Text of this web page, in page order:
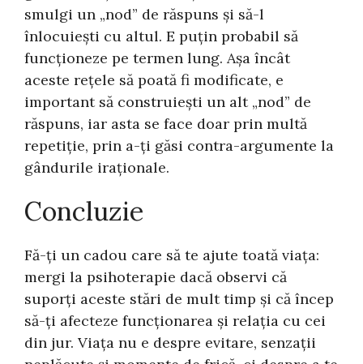
smulgi un „nod” de răspuns și să-l
înlocuiești cu altul. E puțin probabil să
funcționeze pe termen lung. Așa încât
aceste rețele să poată fi modificate, e
important să construiești un alt „nod” de
răspuns, iar asta se face doar prin multă
repetiție, prin a-ți găsi contra-argumente la
gândurile iraționale.
Concluzie
Fă-ți un cadou care să te ajute toată viața:
mergi la psihoterapie dacă observi că
suporți aceste stări de mult timp și că încep
să-ți afecteze funcționarea și relația cu cei
din jur. Viața nu e despre evitare, senzații